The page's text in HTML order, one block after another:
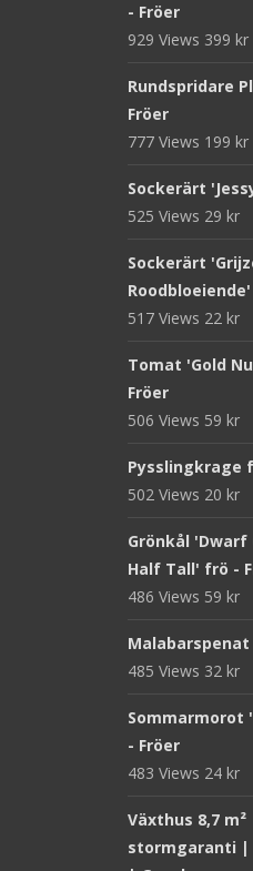
- Fröer
929 Views 399 kr
Rundspridare
Fröer
777 Views 199 kr
Sockerärt
525 Views 29 kr
Sockerärt
517 Views 22 kr
Tomat 'Gold
Fröer
506 Views 59 kr
Pysslingkrage
502 Views 20 kr
Grönkål 'Dwarf
Half Tall' frö -
486 Views 59 kr
Malabarspenat
485 Views 32 kr
Sommarmorot
- Fröer
483 Views 24 kr
Växthus 8,7
stormgaranti |